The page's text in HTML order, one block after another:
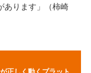
あります」（柿崎